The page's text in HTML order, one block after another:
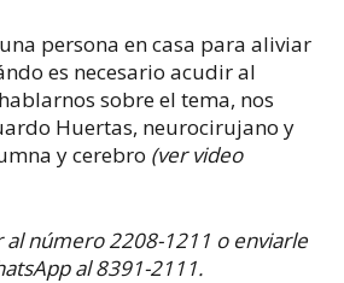
persona en casa para aliviar
es necesario acudir al
sobre el tema, nos
Huertas, neurocirujano y
y cerebro (ver video
al número 2208-1211 o enviarle
al 8391-2111.